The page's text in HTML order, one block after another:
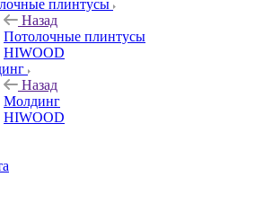
плинтусы
Назад
Потолочные плинтусы
HIWOOD
Назад
Молдинг
HIWOOD